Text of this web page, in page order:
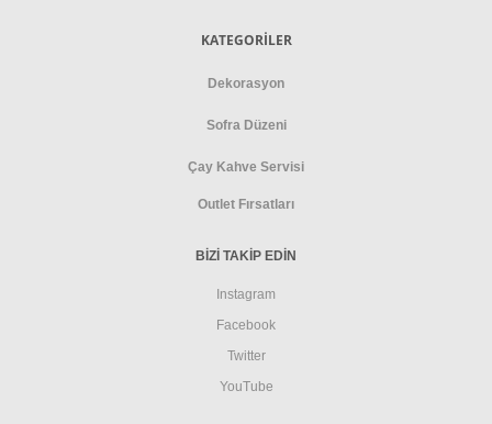
KATEGORİLER
Dekorasyon
Sofra Düzeni
Çay Kahve Servisi
Outlet Fırsatları
BİZİ TAKİP EDİN
Instagram
Facebook
Twitter
YouTube